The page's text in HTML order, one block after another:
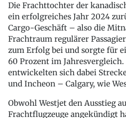
Die Frachttochter der
ein erfolgreiches Jahr 2024
Cargo-Geschäft – also die
Frachtraum regulärer
zum Erfolg bei und sorgte für
60 Prozent im Jahresvergleich.
entwickelten sich dabei
und Incheon – Calgary, wie
Obwohl Westjet den Ausstieg
Frachtflugzeuge angekündigt